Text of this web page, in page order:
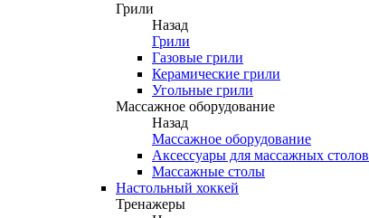
Грили
Назад
Грили
Газовые грили
Керамические грили
Угольные грили
Массажное оборудование
Назад
Массажное оборудование
Аксессуары для массажных столов
Массажные столы
Настольный хоккей
Тренажеры